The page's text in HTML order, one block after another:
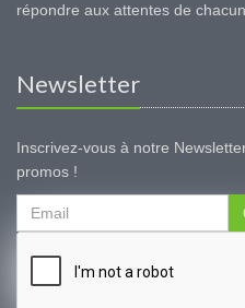
répondre aux attentes de chacun.
Newsletter
Inscrivez-vous à notre
promos !